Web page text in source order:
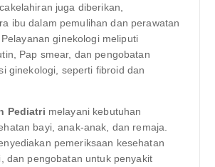
juga diberikan,
ibu dalam pemulihan dan perawatan
ginekologi meliputi
Pap smear, dan pengobatan
ginekologi, seperti fibroid dan
Pediatri melayani kebutuhan
bayi, anak-anak, dan remaja.
pemeriksaan kesehatan
dan pengobatan untuk penyakit